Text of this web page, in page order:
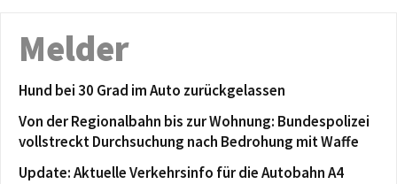
Melder
Hund bei 30 Grad im Auto zurückgelassen
Von der Regionalbahn bis zur Wohnung: Bundespolizei
vollstreckt Durchsuchung nach Bedrohung mit Waffe
Update: Aktuelle Verkehrsinfo für die Autobahn A4